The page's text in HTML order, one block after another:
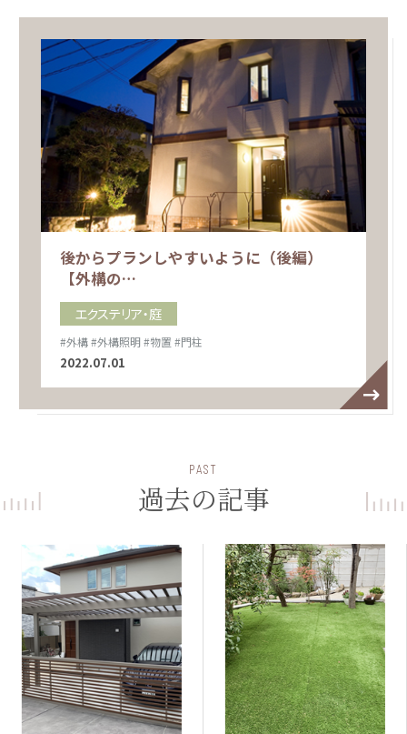
後からプランしやすいように（後編）
【外構の…
エクステリア・庭
#外構#外構照明#物置 #門柱
2022.07.01
PAST
過去の記事